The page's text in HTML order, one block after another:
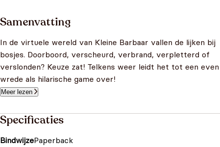
Samenvatting
In de virtuele wereld van Kleine Barbaar vallen de lijken bij
bosjes. Doorboord, verscheurd, verbrand, verpletterd of
verslonden? Keuze zat! Telkens weer leidt het tot een even
wrede als hilarische game over!
Meer lezen
Specificaties
BindwijzePaperback